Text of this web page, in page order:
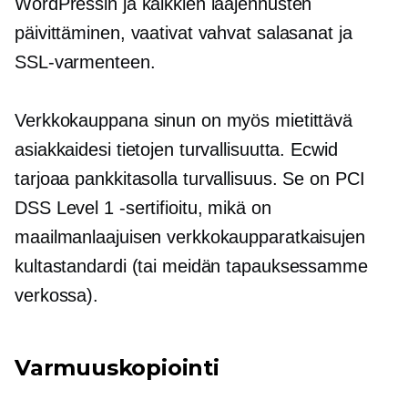
päivittäminen, vaativat vahvat salasanat ja
SSL-varmenteen.
Verkkokauppana sinun on myös mietittävä
asiakkaidesi tietojen turvallisuutta. Ecwid
tarjoaa pankkitasollaturvallisuus. Se on PCI
DSS Level 1 -sertifioitu, mikä on
maailmanlaajuisen verkkokaupparatkaisujen
kultastandardi (tai meidän tapauksessamme
verkossa).
Varmuuskopiointi